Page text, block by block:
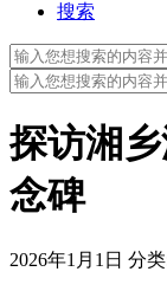
搜索
Search
for:
Search
for:
探访湘
念碑
2026年1月1日 分